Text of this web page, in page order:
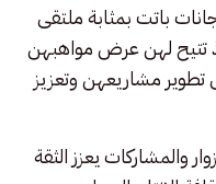
باتت بمثابة ملتقى
تتيح لهن عرض مواهبهن
مشاريعهن وتعزيز
والمشاركات يعزز الثقة